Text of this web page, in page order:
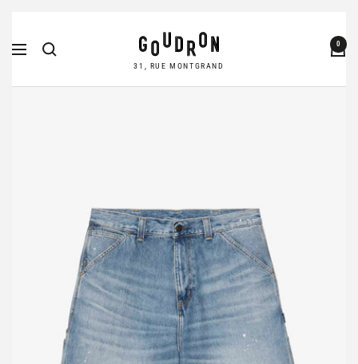
au
Navigation
Goudron
Store
31, RUE MONTGRAND
0